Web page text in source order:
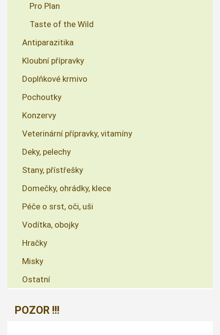
Pro Plan
Taste of the Wild
Antiparazitika
Kloubní přípravky
Doplňkové krmivo
Pochoutky
Konzervy
Veterinární přípravky, vitamíny
Deky, pelechy
Stany, přístřešky
Domečky, ohrádky, klece
Péče o srst, oči, uši
Vodítka, obojky
Hračky
Misky
Ostatní
POZOR !!!